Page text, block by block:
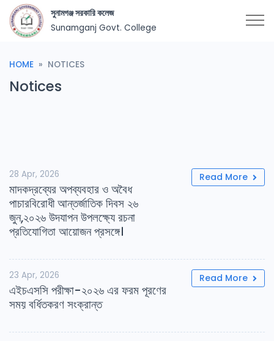
সুনামগঞ্জ সরকারি কলেজ
Sunamganj Govt. College
HOME NOTICES
Notices
28 Apr, 2026
মাদকদ্রব্যের অপব্যবহার ও অবৈধ
পাচারবিরোধী আন্তর্জাতিক দিবস ২৬
জুন,২০২৬ উদযাপন উপলক্ষ্যে রচনা
প্রতিযোগিতা আয়োজন প্রসঙ্গে।
Read More
23 Apr, 2026
এইচএসসি পরীক্ষা-২০২৬ এর ফরম পূরণের
সময় বর্ধিতকরণ সংক্রান্ত
Read More